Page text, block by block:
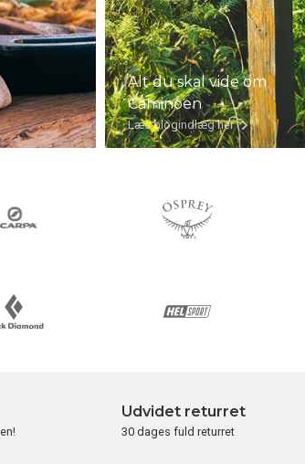
Alt du skal vide om
Caminoen
Læs blogindlæg her
Udvidet returret
30 dages fuld returret